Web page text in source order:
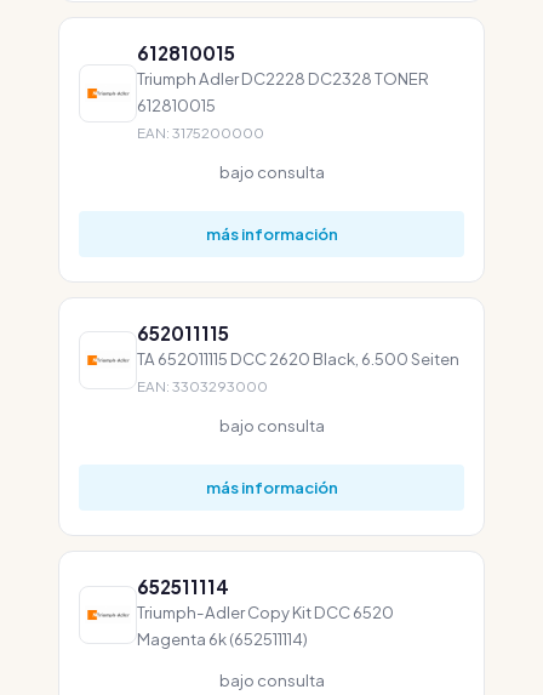
612810015
Triumph Adler DC2228 DC2328 TONER
612810015
EAN: 3175200000
bajo consulta
más información
652011115
TA 652011115 DCC 2620 Black, 6.500 Seiten
EAN: 3303293000
bajo consulta
más información
652511114
Triumph-Adler Copy Kit DCC 6520
Magenta 6k (652511114)
bajo consulta